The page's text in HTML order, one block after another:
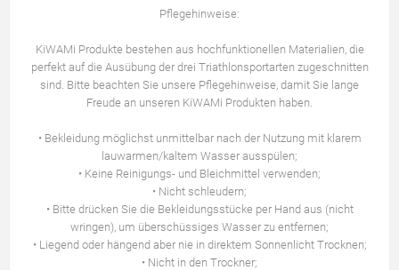
Pflegehinweise:
KiWAMi Produkte bestehen aus hochfunktionellen Materialien, die
perfekt auf die Ausübung der drei Triathlonsportarten zugeschnitten
sind. Bitte beachten Sie unsere Pflegehinweise, damit Sie lange
Freude an unseren KiWAMi Produkten haben.
• Bekleidung möglichst unmittelbar nach der Nutzung mit klarem
lauwarmen/kaltem Wasser ausspülen;
• Keine Reinigungs- und Bleichmittel verwenden;
• Nicht schleudern;
• Bitte drücken Sie die Bekleidungsstücke per Hand aus (nicht
wringen), um überschüssiges Wasser zu entfernen;
• Liegend oder hängend aber nie in direktem Sonnenlicht Trocknen;
• Nicht in den Trockner;